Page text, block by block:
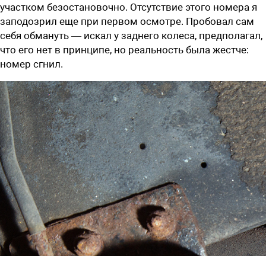
участком безостановочно. Отсутствие этого номера я
заподозрил еще при первом осмотре. Пробовал сам
себя обмануть — искал у заднего колеса, предполагал,
что его нет в принципе, но реальность была жестче:
номер сгнил.